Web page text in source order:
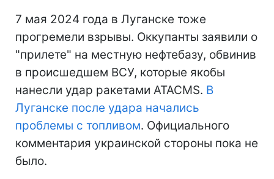
7 мая 2024 года в Луганске тоже
прогремели взрывы. Оккупанты заявили о
"прилете" на местную нефтебазу, обвинив
в происшедшем ВСУ, которые якобы
нанесли удар ракетами ATACMS. В
Луганске после удара начались
проблемы с топливом. Официального
комментария украинской стороны пока не
было.